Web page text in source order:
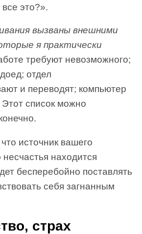
это?».
вызваны внешними
я практически
требуют невозможного;
отдел
и переводят; компьютер
список можно
источник вашего
находится
бесперебойно поставлять
себя загнанным
страх